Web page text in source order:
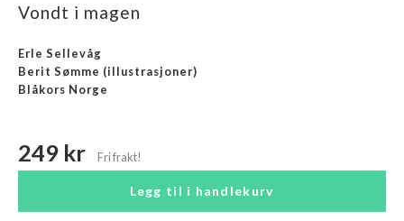
Vondt i magen
Erle Sellevåg
Berit Sømme (illustrasjoner)
Blåkors Norge
249 kr
Legg til i handlekurv